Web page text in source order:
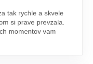
tak rychle a skvele
si prave prevzala.
momentov vam